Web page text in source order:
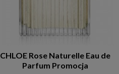
CHLOE Rose Naturelle Eau de
Parfum Promocja